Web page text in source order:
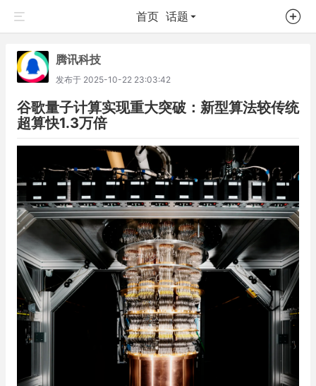
首页 话题
腾讯科技
发布于 2025-10-22 23:03:42
谷歌量子计算实现重大突破：新型算法较传统
超算快1.3万倍